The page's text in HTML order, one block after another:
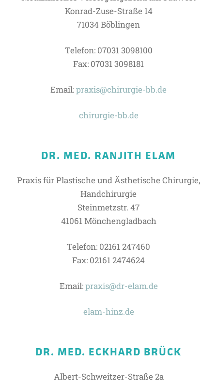
Konrad-Zuse-Straße 14
71034 Böblingen
Telefon: 07031 3098100
Fax: 07031 3098181
Email:praxis@chirurgie-bb.de
chirurgie-bb.de
DR. MED. RANJITH ELAM
Praxis für Plastische und Ästhetische Chirurgie,
Handchirurgie
Steinmetzstr. 47
41061 Mönchengladbach
Telefon: 02161 247460
Fax: 02161 2474624
Email:praxis@dr-elam.de
elam-hinz.de
DR. MED. ECKHARD BRÜCK
Albert-Schweitzer-Straße 2a